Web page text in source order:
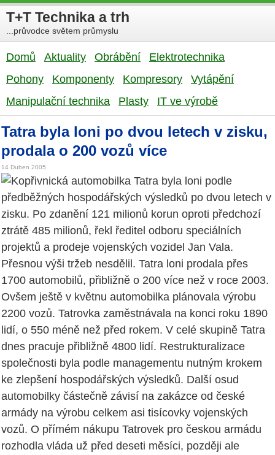
T+T Technika a trh
...průvodce světem průmyslu
Domů Aktuality Obrábění
Elektrotechnika
Pohony
Komponenty Kompresory
Vytápění
Manipulační technika
Plasty IT ve výrobě
Tatra byla loni po dvou letech v zisku,
prodala o 200 vozů více
14 Duben 2005
Kopřivnická automobilka Tatra byla loni podle
předběžných hospodářských výsledků po dvou letech v
zisku. Po zdanění 121 milionů korun oproti předchozí
ztrátě 485 milionů, řekl ředitel odboru speciálních
projektů a prodeje vojenských vozidel Jan Vala.
Přesnou výši tržeb nesdělil. Tatra loni prodala přes
1700 automobilů, přibližně o 200 více než v roce 2003.
Ovšem ještě v květnu automobilka plánovala výrobu
2200 vozů. Tatrovka zaměstnávala na konci roku 1890
lidí, o 550 méně než před rokem. V celé skupině Tatra
dnes pracuje přibližně 4800 lidí. Restrukturalizace
společnosti byla podle managementu nutným krokem
ke zlepšení hospodářských výsledků. Další osud
automobilky částečně závisí na zakázce od české
armády na výrobu celkem asi tisícovky vojenských
vozů. O přímém nákupu Tatrovek pro českou armádu
rozhodla vláda už před deseti měsíci, později ale